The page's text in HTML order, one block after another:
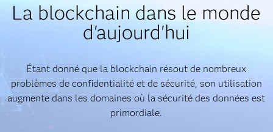
La blockchain dans le monde
d'aujourd'hui
Étant donné que la blockchain résout de nombreux
problèmes de confidentialité et de sécurité, son utilisation
augmente dans les domaines où la sécurité des données est
primordiale.